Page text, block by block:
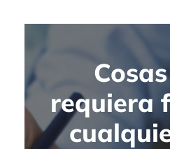
requiera